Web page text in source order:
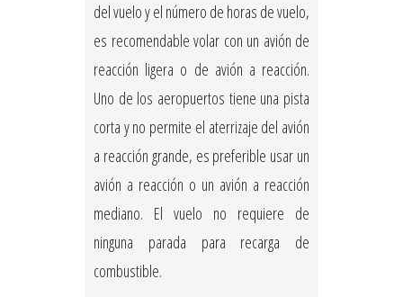
del vuelo y el número de horas de vuelo,
es recomendable volar con un avión de
reacción ligera o de avión a reacción.
Uno de los aeropuertos tiene una pista
corta y no permite el aterrizaje del avión
a reacción grande, es preferible usar un
avión a reacción o un avión a reacción
mediano. El vuelo no requiere de
ninguna parada para recarga de
combustible.